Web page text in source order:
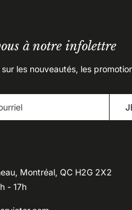
à notre infolettre
les nouveautés, les
Montréal, QC H2G 2X2
- 17h